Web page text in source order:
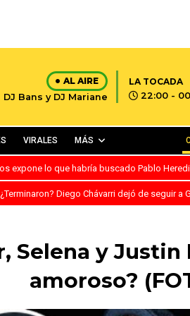
AL AIRE
DJ Bans y DJ Mariane
LA TOCADA
22:00 -
VIRALES MÁS
expone lo que habría buscado Pablo
¿Terminaron? Diego Chávarri dejó de seguir
Selena y
amoroso?